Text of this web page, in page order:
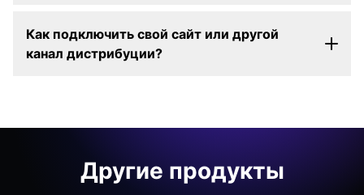
Как подключить свой сайт или другой
канал дистрибуции?
Другие продукты